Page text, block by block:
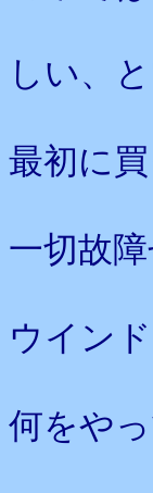
しい、
最初に
一切故
ウイン
何をや